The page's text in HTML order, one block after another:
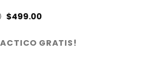
El
original
era:
$499.00El
actual
es:
GRATIS!